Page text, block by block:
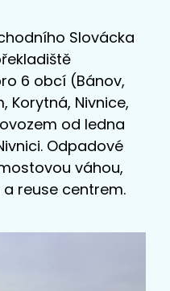
Slovácka
6 obcí (Bánov,
Korytná, Nivnice,
od ledna
Odpadové
váhou,
reuse centrem.